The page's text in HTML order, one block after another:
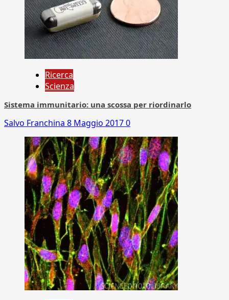
Ricerca
Scienza
Sistema immunitario: una scossa per riordinarlo
Salvo Franchina 8 Maggio 20170